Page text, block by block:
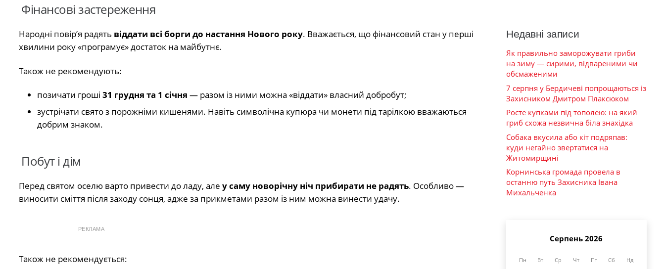
Фінансові застереження
Народні повір’я радять віддати всі борги до настання Нового року. Вважається, що фінансовий стан у перші
хвилини року «програмує» достаток на майбутнє.
Також не рекомендують:
позичати гроші 31 грудня та 1 січня — разом із ними можна «віддати» власний добробут;
зустрічати свято з порожніми кишенями. Навіть символічна купюра чи монети під тарілкою вважаються
добрим знаком.
Побут і дім
Перед святом оселю варто привести до ладу, але у саму новорічну ніч прибирати не радять. Особливо —
виносити сміття після заходу сонця, адже за прикметами разом із ним можна винести удачу.
РЕКЛАМА
Також не рекомендується:
Недавні записи
Як правильно заморожувати гриби
на зиму — сирими, відвареними чи
обсмаженими
7 серпня у Бердичеві попрощаються із
Захисником Дмитром Плаксюком
Росте купками під тополею: на який
гриб схожа незвична біла знахідка
Собака вкусила або кіт подряпав:
куди негайно звертатися на
Житомирщині
Корнинська громада провела в
останню путь Захисника Івана
Михальченка
Серпень 2026
Пн Вт Ср Чт Пт Сб Нд